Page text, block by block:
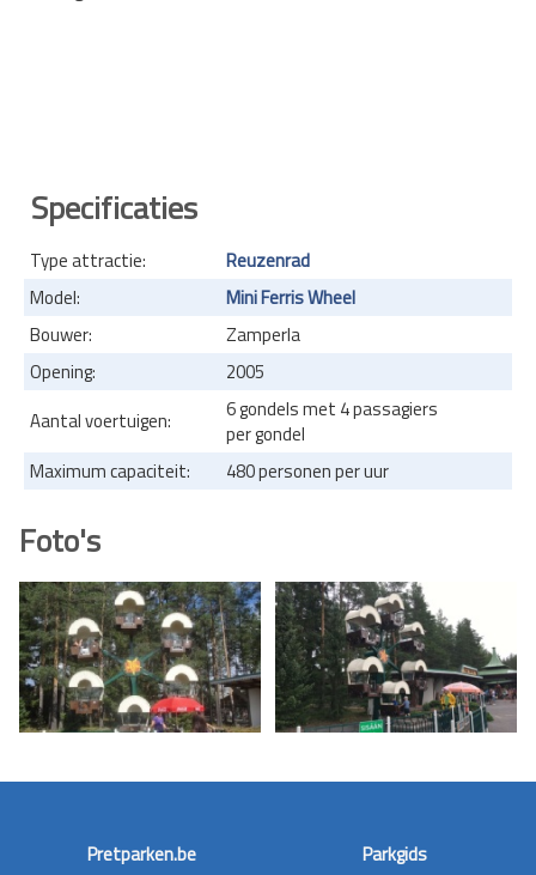
Specificaties
Type attractie:
Reuzenrad
Model:
Mini Ferris Wheel
Bouwer:
Zamperla
Opening:
2005
Aantal voertuigen:
6 gondels met 4 passagiers
per gondel
Maximum capaciteit:
480 personen per uur
Foto's
Pretparken.be
Parkgids